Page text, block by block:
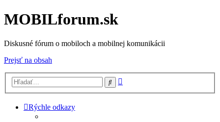
MOBILforum.sk
Diskusné fórum o mobiloch a mobilnej komunikácii
Prejsť na obsah
Hľadať
Rýchle odkazy